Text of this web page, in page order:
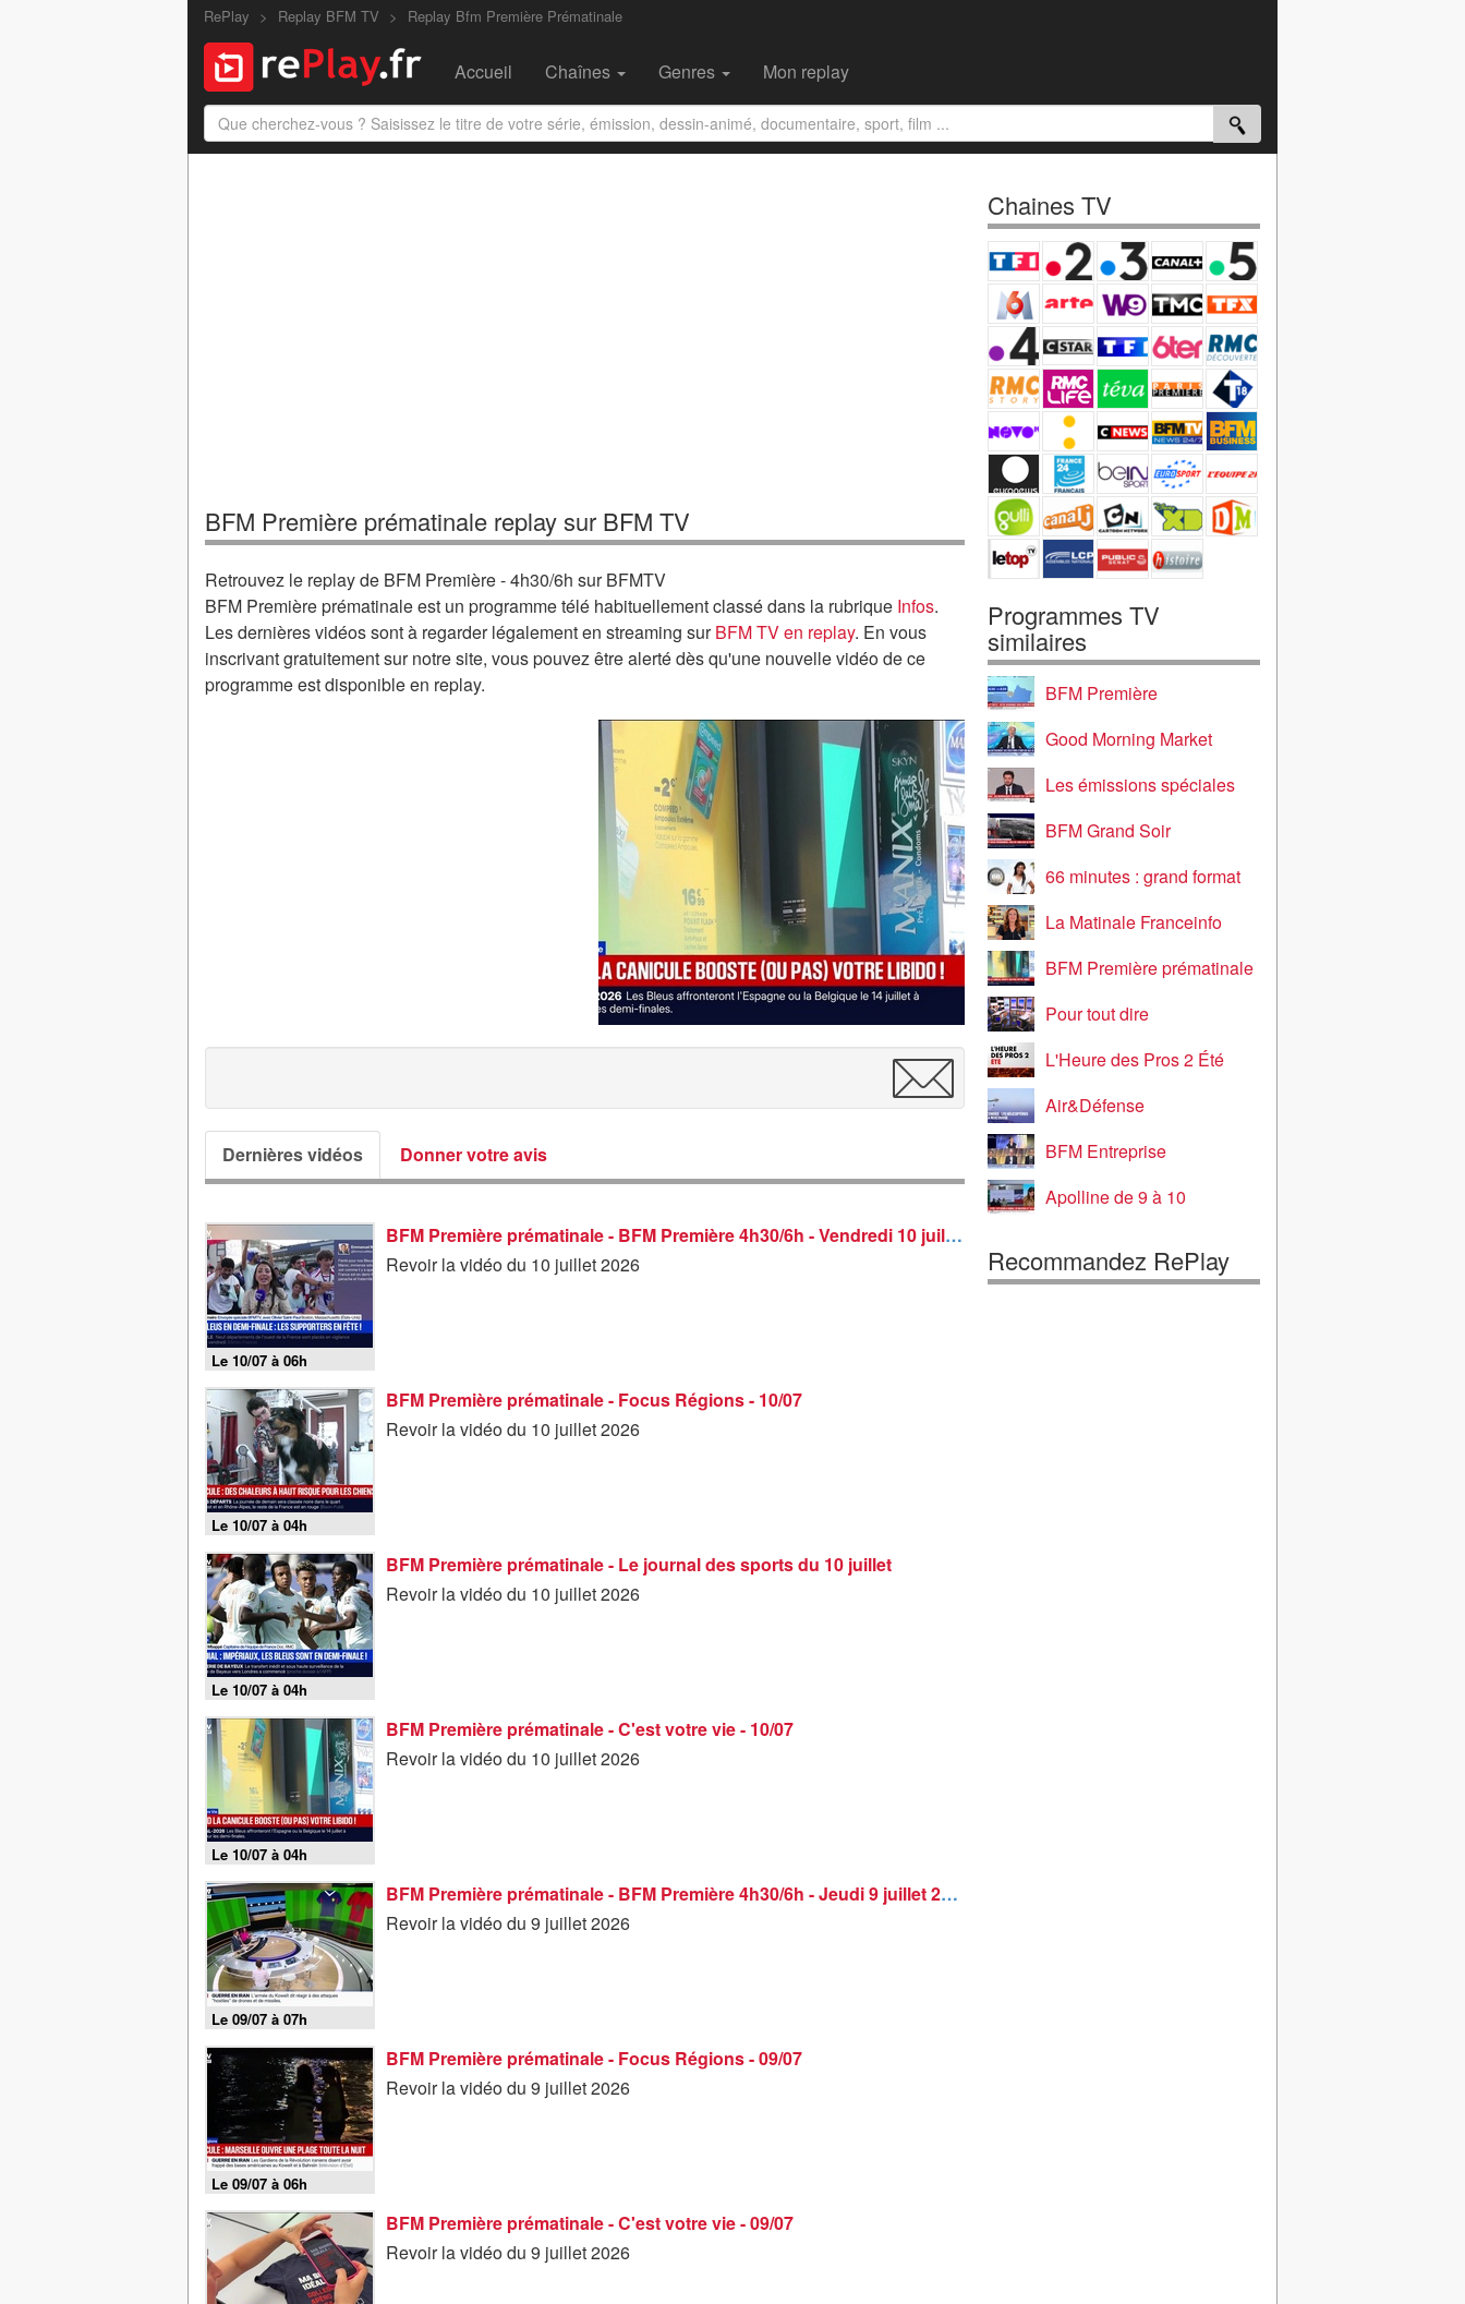
RePlay Replay BFM TV Replay Bfm Première Prématinale
Accueil Chaînes Genres Mon replay
BFM Première prématinale replay sur BFM TV
Retrouvez le replay de BFM Première - 4h30/6h sur BFMTV
BFM Première prématinale est un programme télé habituellement classé dans la rubrique Infos.
Les dernières vidéos sont à regarder légalement en streaming surBFM TV en replay. En vous
inscrivant gratuitement sur notre site, vous pouvez être alerté dès qu'une nouvelle vidéo de ce
programme est disponible en replay.
Dernières vidéos Donner votre avis
Le 10/07 à 06h
BFM Première prématinale - BFM Première 4h30/6h - Vendredi 10 juillet 2026
Revoir la vidéo du 10 juillet 2026
Le 10/07 à 04h
BFM Première prématinale - Focus Régions - 10/07
Revoir la vidéo du 10 juillet 2026
Le 10/07 à 04h
BFM Première prématinale - Le journal des sports du 10 juillet
Revoir la vidéo du 10 juillet 2026
Le 10/07 à 04h
BFM Première prématinale - C'est votre vie - 10/07
Revoir la vidéo du 10 juillet 2026
Le 09/07 à 07h
BFM Première prématinale - BFM Première 4h30/6h - Jeudi 9 juillet 2026
Revoir la vidéo du 9 juillet 2026
Le 09/07 à 06h
BFM Première prématinale - Focus Régions - 09/07
Revoir la vidéo du 9 juillet 2026
BFM Première prématinale - C'est votre vie - 09/07
Revoir la vidéo du 9 juillet 2026
Chaines TV
Programmes TV
similaires
BFM Première
Good Morning Market
Les émissions spéciales
BFM Grand Soir
66 minutes : grand format
La Matinale Franceinfo
BFM Première prématinale
Pour tout dire
L'Heure des Pros 2 Été
Air&Défense
BFM Entreprise
Apolline de 9 à 10
Recommandez RePlay